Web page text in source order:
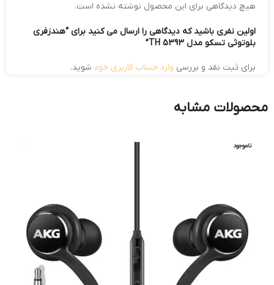
هیچ دیدگاهی برای این محصول نوشته نشده است.
اولین نفری باشید که دیدگاهی را ارسال می کنید برای “هندزفری
بلوتوثی تسکو مدل TH 5393”
برای ثبت نقد و بررسی وارد حساب کاربری خود شوید.
محصولات مشابه
ناموجود